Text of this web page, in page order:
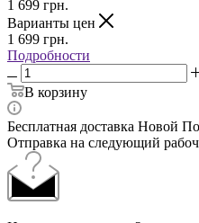
1 699 грн.
Варианты цен
1 699 грн.
Подробности
В корзину
Бесплатная доставка Новой
Отправка на следующий